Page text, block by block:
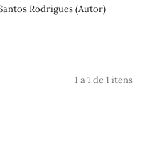
Rodrigues (Autor)
1 a 1 de 1 itens